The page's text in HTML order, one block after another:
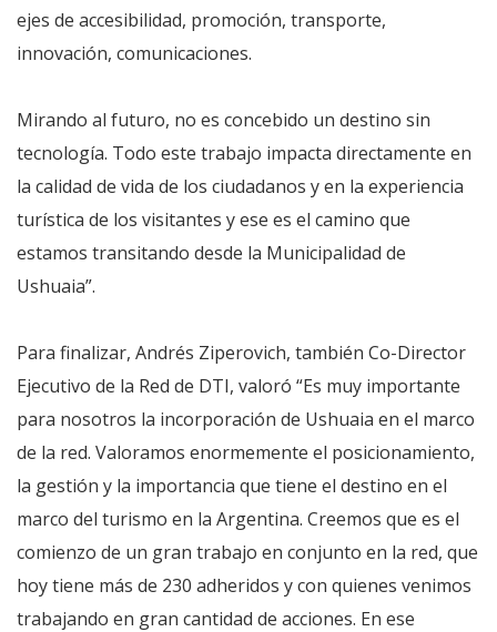
ejes de accesibilidad, promoción, transporte,
innovación, comunicaciones.
Mirando al futuro, no es concebido un destino sin
tecnología. Todo este trabajo impacta directamente en
la calidad de vida de los ciudadanos y en la experiencia
turística de los visitantes y ese es el camino que
estamos transitando desde la Municipalidad de
Ushuaia”.
Para finalizar, Andrés Ziperovich, también Co-Director
Ejecutivo de la Red de DTI, valoró “Es muy importante
para nosotros la incorporación de Ushuaia en el marco
de la red. Valoramos enormemente el posicionamiento,
la gestión y la importancia que tiene el destino en el
marco del turismo en la Argentina. Creemos que es el
comienzo de un gran trabajo en conjunto en la red, que
hoy tiene más de 230 adheridos y con quienes venimos
trabajando en gran cantidad de acciones. En ese